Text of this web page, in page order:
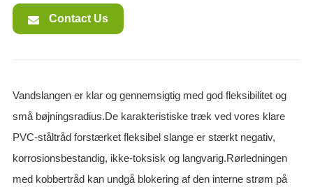
Contact Us
Vandslangen er klar og gennemsigtig med god fleksibilitet og
små bøjningsradius.De karakteristiske træk ved vores klare
PVC-ståltråd forstærket fleksibel slange er stærkt negativ,
korrosionsbestandig, ikke-toksisk og langvarig.Rørledningen
med kobbertråd kan undgå blokering af den interne strøm på